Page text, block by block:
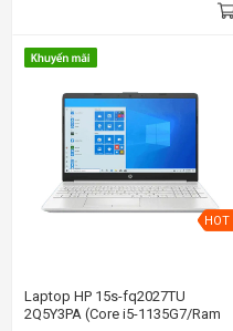
điều hành: Windows 10 Home
HOT
Laptop HP 15s-fq2027TU
2Q5Y3PA (Core i5-1135G7/Ram